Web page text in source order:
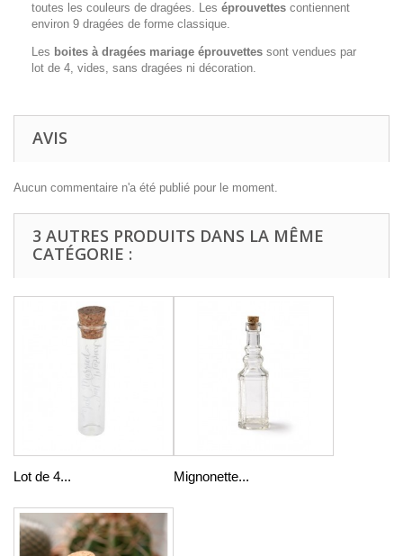
toutes les couleurs de dragées. Les éprouvettes contiennent
environ 9 dragées de forme classique.
Les boites à dragées mariage éprouvettes sont vendues par
lot de 4, vides, sans dragées ni décoration.
AVIS
Aucun commentaire n'a été publié pour le moment.
3 AUTRES PRODUITS DANS LA MÊME
CATÉGORIE :
Lot de 4... Mignonette...